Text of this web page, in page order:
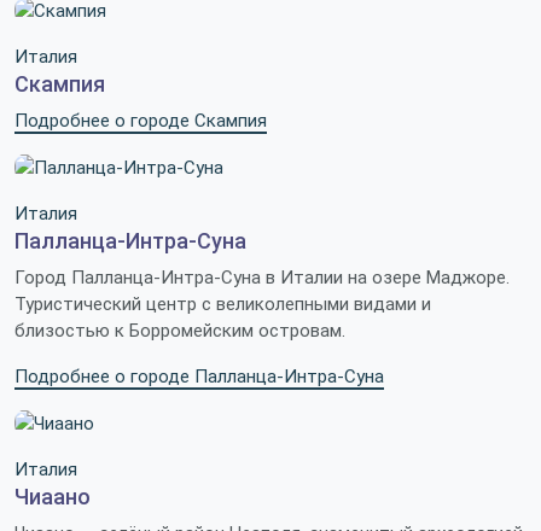
Италия
Скампия
Подробнее о городе Скампия
Италия
Палланца-Интра-Суна
Город Палланца-Интра-Суна в Италии на озере Маджоре.
Туристический центр с великолепными видами и
близостью к Борромейским островам.
Подробнее о городе Палланца-Интра-Суна
Италия
Чиаано